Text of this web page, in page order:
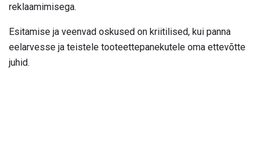
reklaamimisega.
Esitamise ja veenvad oskused on kriitilised, kui panna
eelarvesse ja teistele tooteettepanekutele oma ettevõtte
juhid.